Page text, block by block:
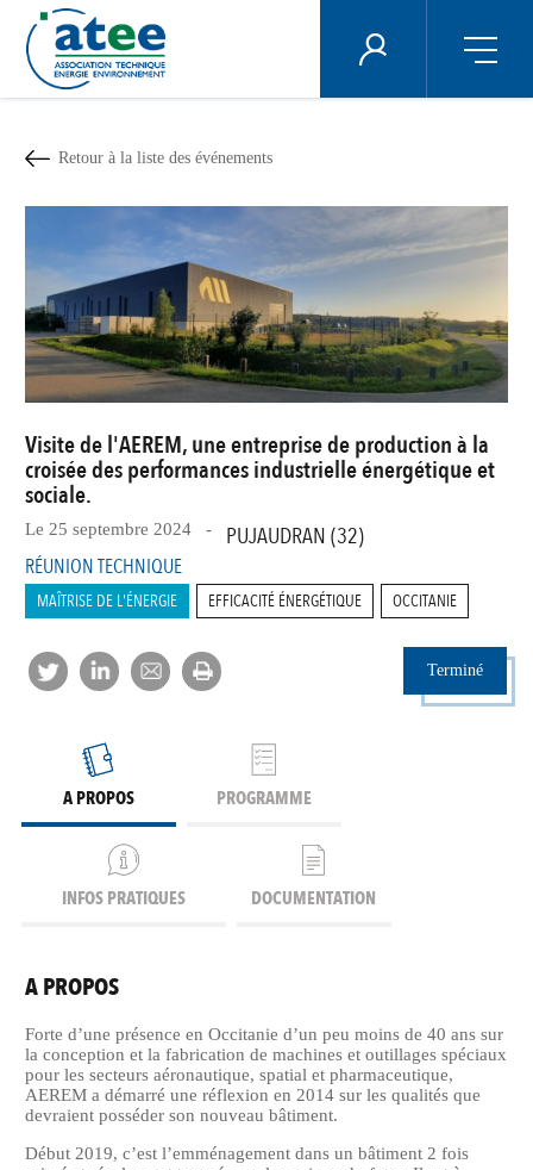
contenu
principal
ÉNERGIE PLUS
Retour à la liste des événements
Visite de l'AEREM, une entreprise de production à la
croisée des performances industrielle énergétique et
sociale.
Le 25 septembre 2024 - PUJAUDRAN (32)
RÉUNION TECHNIQUE
MAÎTRISE DE L'ÉNERGIE EFFICACITÉ ÉNERGÉTIQUE OCCITANIE
Terminé
A PROPOS PROGRAMME
INFOS PRATIQUES DOCUMENTATION
A PROPOS
Forte d’une présence en Occitanie d’un peu moins de 40 ans sur
la conception et la fabrication de machines et outillages spéciaux
pour les secteurs aéronautique, spatial et pharmaceutique,
AEREM a démarré une réflexion en 2014 sur les qualités que
devraient posséder son nouveau bâtiment.
Début 2019, c’est l’emménagement dans un bâtiment 2 fois
Panneau de gestion des cookies